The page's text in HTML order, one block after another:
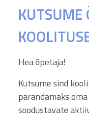
KUTSUME
Hea õpetaja!
Kutsume sind
parandamaks
soodustavate